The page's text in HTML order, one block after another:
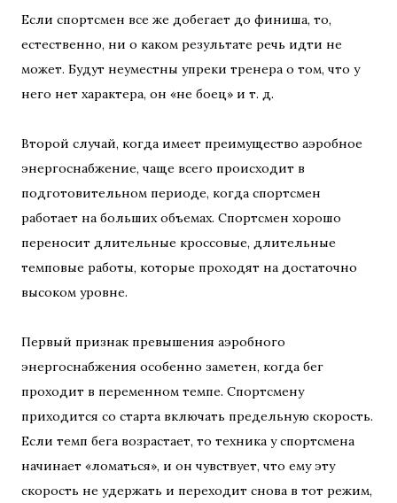
Если спортсмен все же добегает до финиша, то,
естественно, ни о каком результате речь идти не
может. Будут неуместны упреки тренера о том, что у
него нет характера, он «не боец» и т. д.
Второй случай, когда имеет преимущество аэробное
энергоснабжение, чаще всего происходит в
подготовительном периоде, когда спортсмен
работает на больших объемах. Спортсмен хорошо
переносит длительные кроссовые, длительные
темповые работы, которые проходят на достаточно
высоком уровне.
Первый признак превышения аэробного
энергоснабжения особенно заметен, когда бег
проходит в переменном темпе. Спортсмену
приходится со старта включать предельную скорость.
Если темп бега возрастает, то техника у спортсмена
начинает «ломаться», и он чувствует, что ему эту
скорость не удержать и переходит снова в тот режим,